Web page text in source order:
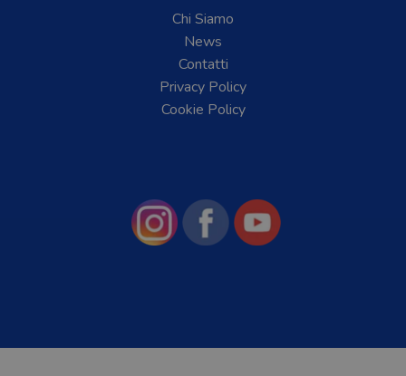
Chi Siamo
News
Contatti
Privacy Policy
Cookie Policy